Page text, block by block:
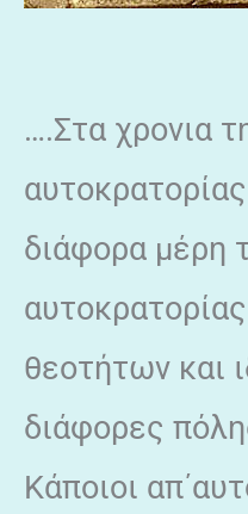
….Στα χρονια
διάφορα μέρη
θεοτήτων και
διάφορες
Κάποιοι